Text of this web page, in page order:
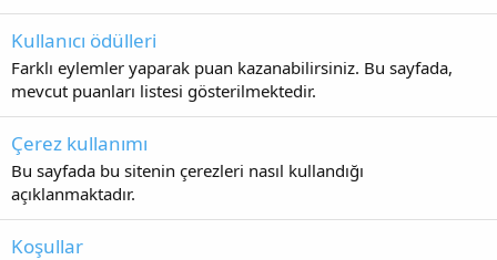
Kullanıcı ödülleri
Farklı eylemler yaparak puan kazanabilirsiniz. Bu sayfada,
mevcut puanları listesi gösterilmektedir.
Çerez kullanımı
Bu sayfada bu sitenin çerezleri nasıl kullandığı
açıklanmaktadır.
Koşullar